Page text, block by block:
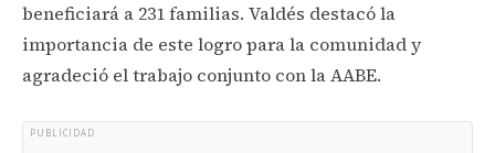
beneficiará a 231 familias. Valdés destacó la
importancia de este logro para la comunidad y
agradeció el trabajo conjunto con la AABE.
PUBLICIDAD